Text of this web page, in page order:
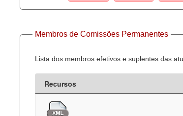
Membros de Comissões Permanentes
Lista dos membros efetivos e suplentes das
Recursos